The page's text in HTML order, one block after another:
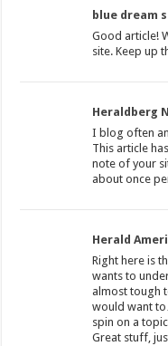
blue dream
Good article!
site. Keep up
Heraldberg
I blog often
This article
note of your
about once
Herald
Right here is
wants to
almost tough
would want
spin on a
Great stuff,